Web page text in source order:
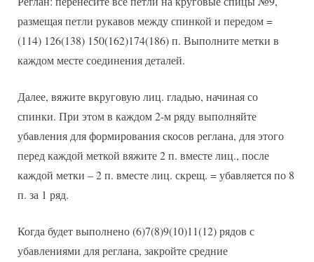
размещая петли рукавов между спинкой и передом =
(114) 126(138) 150(162)174(186) п. Выполните метки в
каждом месте соединения деталей.
Далее, вяжите вкруговую лиц. гладью, начиная со
спинки. При этом в каждом 2-м ряду выполняйте
убавления для формирования скосов реглана, для этого
перед каждой меткой вяжите 2 п. вместе лиц., после
каждой метки – 2 п. вместе лиц. скрещ. = убавляется по 8
п. за 1 ряд.
Когда будет выполнено (6)7(8)9(10)11(12) рядов с
убавлениями для реглана, закройте средние